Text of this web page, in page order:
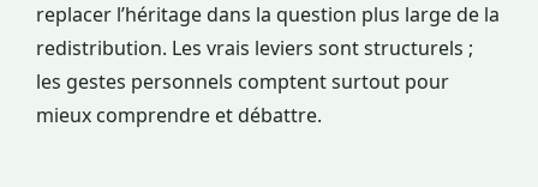
replacer l’héritage dans la question plus large de la
redistribution. Les vrais leviers sont structurels ;
les gestes personnels comptent surtout pour
mieux comprendre et débattre.